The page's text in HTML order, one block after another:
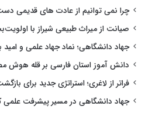
چرا نمی توانیم از عادت های قدیمی
صیانت از میراث طبیعی شیراز با
جهاد دانشگاهی؛ نماد جهاد علمی و
دانش آموز استان فارسی بر قله هوش
فراتر از لاغری؛ استراتژی جدید برای
جهاد دانشگاهی در مسیر پیشرفت